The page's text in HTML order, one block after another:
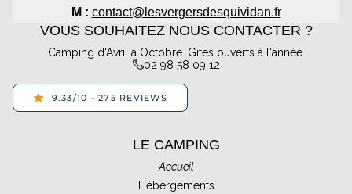
M : contact@lesvergersdesquividan.fr
VOUS SOUHAITEZ NOUS CONTACTER ?
Camping d'Avril à Octobre. Gites ouverts à l'année.
02 98 58 09 12
LE CAMPING
Accueil
Hébergements